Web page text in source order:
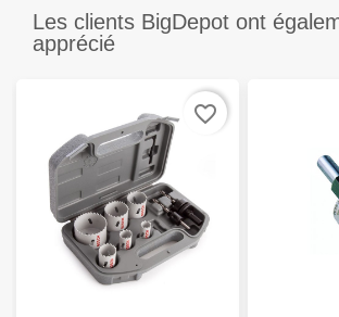
Les clients BigDepot ont
apprécié
favorite_border